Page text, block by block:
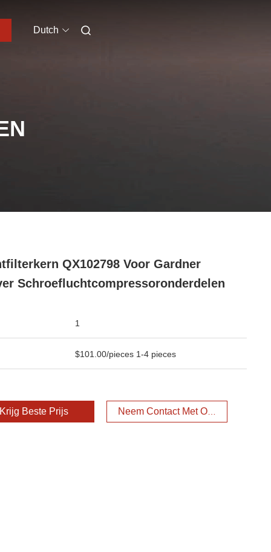
Dutch
QX102798 Voor Gardner
Schroefluchtcompressoronderdelen
1
$101.00/pieces 1-4 pieces
Krijg Beste Prijs Neem Contact Met Ons Op